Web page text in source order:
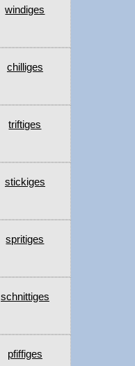
windiges
chilliges
triftiges
stickiges
spritiges
schnittiges
pfiffiges